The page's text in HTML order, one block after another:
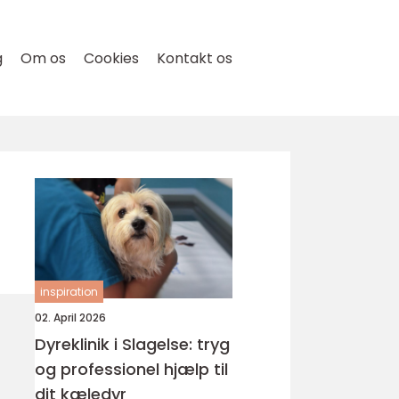
Om os Cookies Kontakt os
inspiration
02. April 2026
Dyreklinik i Slagelse: tryg
og professionel hjælp til
dit kæledyr